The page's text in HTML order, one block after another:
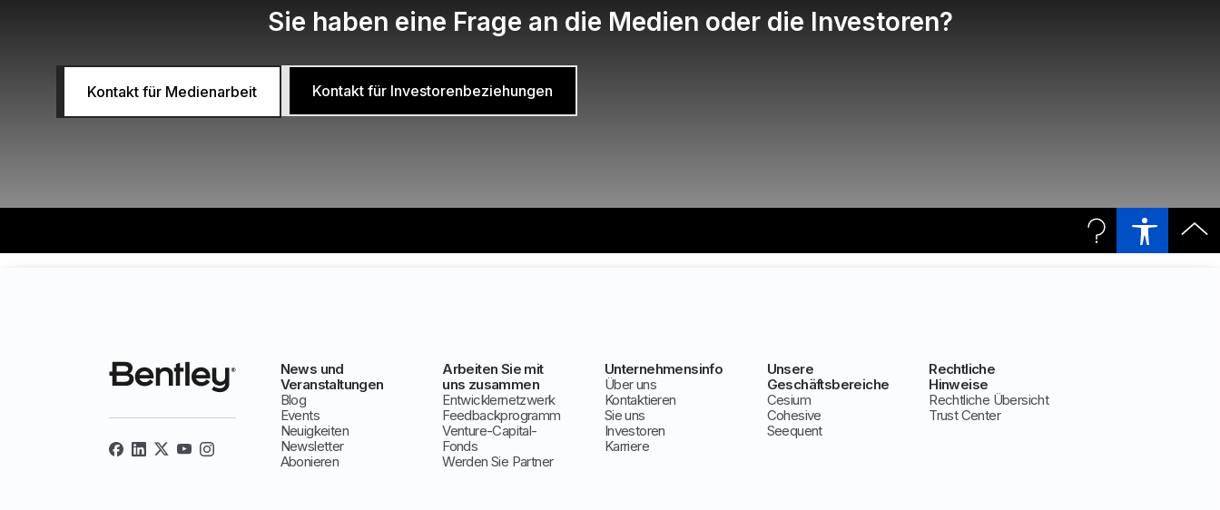
Sie haben eine Frage an die Medien oder die Investoren?
Kontakt für Medienarbeit Kontakt für Investorenbeziehungen
News und
Veranstaltungen
Blog
Events
Neuigkeiten
Newsletter
Abonieren
Arbeiten Sie mit
uns zusammen
Entwicklernetzwerk
Feedbackprogramm
Venture-Capital-
Fonds
Werden Sie Partner
Unternehmensinfo
Über uns
Kontaktieren
Sie uns
Investoren
Karriere
Unsere
Geschäftsbereiche
Cesium
Cohesive
Seequent
Rechtliche
Hinweise
Rechtliche Übersicht
Trust Center